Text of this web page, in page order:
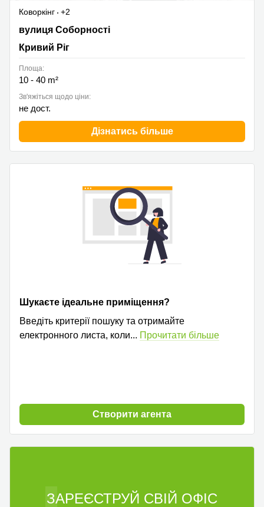
Коворкінг
+2
Sobornosti Street 23, Кривий Ріг
вулиця Соборності
Кривий Ріг
Площа:
10 - 40 m²
Зв'яжіться щодо ціни:
не дост.
Дізнатись більше
Шукаєте ідеальне приміщення?
Введіть критерії пошуку та отримайте
електронного листа, коли... Прочитати більше
Cтворити агента
ЗАРЕЄСТРУЙ СВІЙ ОФІС